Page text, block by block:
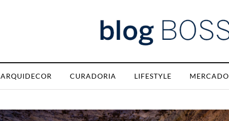
ARQUIDECOR CURADORIA LIFESTYLE MERCADO